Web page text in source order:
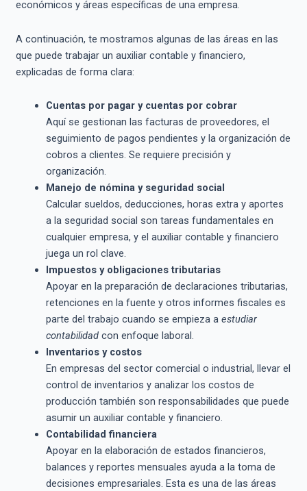
económicos y áreas específicas de una empresa.
A continuación, te mostramos algunas de las áreas en las
que puede trabajar un auxiliar contable y financiero,
explicadas de forma clara:
Cuentas por pagar y cuentas por cobrar
Aquí se gestionan las facturas de proveedores, el
seguimiento de pagos pendientes y la organización de
cobros a clientes. Se requiere precisión y
organización.
Manejo de nómina y seguridad social
Calcular sueldos, deducciones, horas extra y aportes
a la seguridad social son tareas fundamentales en
cualquier empresa, y el auxiliar contable y financiero
juega un rol clave.
Impuestos y obligaciones tributarias
Apoyar en la preparación de declaraciones tributarias,
retenciones en la fuente y otros informes fiscales es
parte del trabajo cuando se empieza a estudiar
contabilidadcon enfoque laboral.
Inventarios y costos
En empresas del sector comercial o industrial, llevar el
control de inventarios y analizar los costos de
producción también son responsabilidades que puede
asumir un auxiliar contable y financiero.
Contabilidad financiera
Apoyar en la elaboración de estados financieros,
balances y reportes mensuales ayuda a la toma de
decisiones empresariales. Esta es una de las áreas